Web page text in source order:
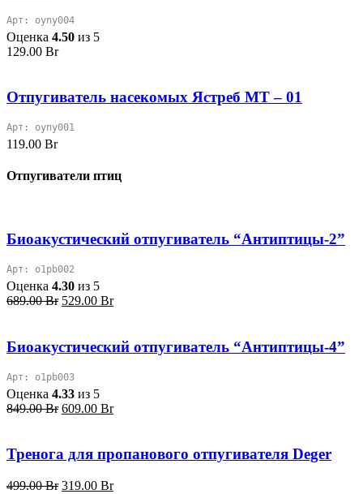
Арт: oyny004
Оценка 4.50 из 5
129.00 Br
Отпугиватель насекомых Ястреб МТ – 01
Арт: oyny001
119.00 Br
Отпугиватели птиц
Биоакустический отпугиватель “Антиптицы-2”
Арт: o1pb002
Оценка 4.30 из 5
689.00Br Первоначальная
689.00 Br.
529.00 BrТекущая
Биоакустический отпугиватель “Антиптицы-4”
Арт: o1pb003
Оценка 4.33 из 5
849.00Br Первоначальная
849.00 Br.
609.00 BrТекущая
Тренога для пропанового отпугивателя Deger
499.00Br Первоначальная
319.00 BrТекущая